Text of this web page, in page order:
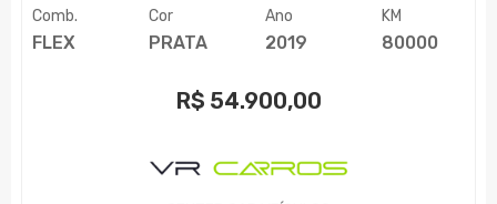
Comb.
FLEX
Cor
PRATA
Ano
2019
KM
80000
R$ 54.900,00